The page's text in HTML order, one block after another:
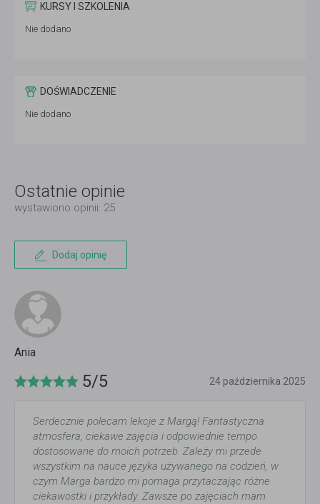
KURSY I SZKOLENIA
Nie dodano
DOŚWIADCZENIE
Nie dodano
Ostatnie opinie
wystawiono opinii: 25
Dodaj opinię
Ania
5/5 24 października 2025
Serdecznie polecam lekcje z Margą! Fantastyczna
atmosfera, ciekawe zajęcia i odpowiednie tempo
dostosowane do moich potrzeb. Zależy mi przede
wszystkim na nauce języka używanego na codzień, w
czym Marga bardzo mi pomaga przytaczając różne
ciekawostki i przykłady. Zawsze po zajęciach mam